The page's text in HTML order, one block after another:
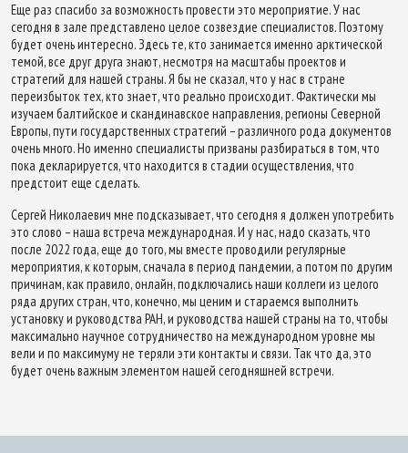
Еще раз спасибо за возможность провести это мероприятие. У нас
сегодня в зале представлено целое созвездие специалистов. Поэтому
будет очень интересно. Здесь те, кто занимается именно арктической
темой, все друг друга знают, несмотря на масштабы проектов и
стратегий для нашей страны. Я бы не сказал, что у нас в стране
переизбыток тех, кто знает, что реально происходит. Фактически мы
изучаем балтийское и скандинавское направления, регионы Северной
Европы, пути государственных стратегий – различного рода документов
очень много. Но именно специалисты призваны разбираться в том, что
пока декларируется, что находится в стадии осуществления, что
предстоит еще сделать.
Сергей Николаевич мне подсказывает, что сегодня я должен употребить
это слово – наша встреча международная. И у нас, надо сказать, что
после 2022 года, еще до того, мы вместе проводили регулярные
мероприятия, к которым, сначала в период пандемии, а потом по другим
причинам, как правило, онлайн, подключались наши коллеги из целого
ряда других стран, что, конечно, мы ценим и стараемся выполнить
установку и руководства РАН, и руководства нашей страны на то, чтобы
максимально научное сотрудничество на международном уровне мы
вели и по максимуму не теряли эти контакты и связи. Так что да, это
будет очень важным элементом нашей сегодняшней встречи.